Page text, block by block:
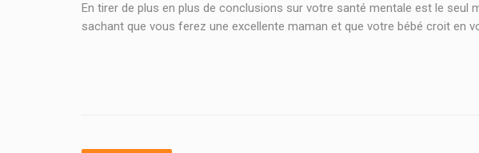
En tirer de plus en plus de conclusions sur votre santé mentale est le seul
sachant que vous ferez une excellente maman et que votre bébé croit en